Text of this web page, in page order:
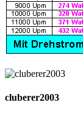
cluberer2003